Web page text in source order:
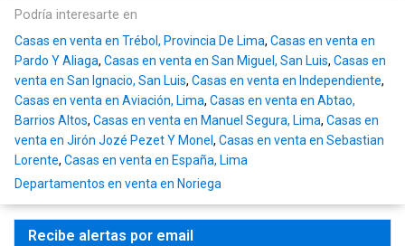
Podría interesarte en
Casas en venta en Trébol, Provincia De Lima, Casas en venta en
Pardo Y Aliaga, Casas en venta en San Miguel, San Luis, Casas en
venta en San Ignacio, San Luis, Casas en venta en Independiente,
Casas en venta en Aviación, Lima, Casas en venta en Abtao,
Barrios Altos, Casas en venta en Manuel Segura, Lima, Casas en
venta en Jirón Jozé Pezet Y Monel , Casas en venta en Sebastian
Lorente, Casas en venta en España, Lima
Departamentos en venta en Noriega
Recibe alertas por email